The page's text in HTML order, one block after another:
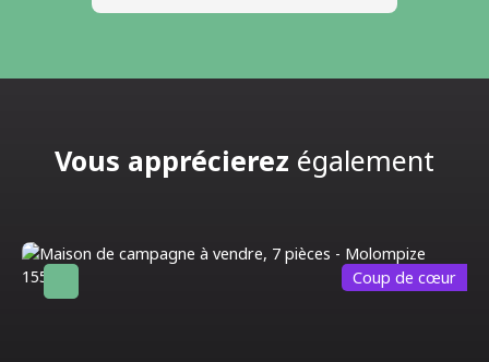
Vous apprécierez également
Coup de cœur